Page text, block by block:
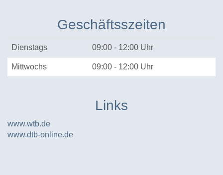
Geschäftsszeiten
Dienstags 09:00 - 12:00 Uhr
Mittwochs 09:00 - 12:00 Uhr
Links
www.wtb.de
www.dtb-online.de